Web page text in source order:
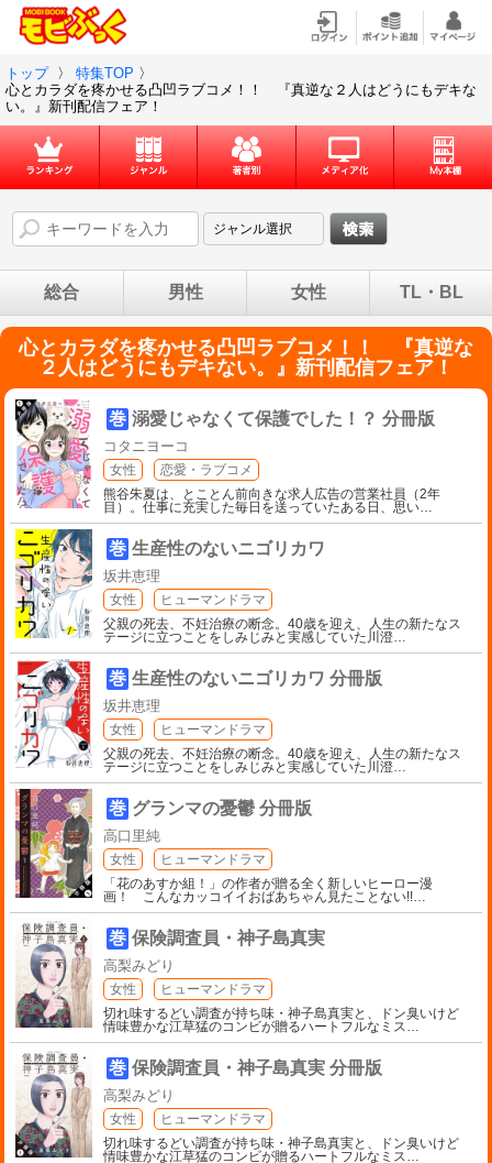
トップ 〉 特集TOP 〉
心とカラダを疼かせる凸凹ラブコメ！！ 『真逆な２人はどうにもデキな
い。』新刊配信フェア！
総合 男性 女性 TL・BL
心とカラダを疼かせる凸凹ラブコメ！！ 『真逆な
２人はどうにもデキない。』新刊配信フェア！
巻 溺愛じゃなくて保護でした！？ 分冊版
コタニヨーコ
女性
恋愛・ラブコメ
熊谷朱夏は、とことん前向きな求人広告の営業社員（2年
目）。仕事に充実した毎日を送っていたある日、思い
巻 生産性のないニゴリカワ
坂井恵理
女性
ヒューマンドラマ
父親の死去、不妊治療の断念。40歳を迎え、人生の新たなス
テージに立つことをしみじみと実感していた川澄
巻 生産性のないニゴリカワ 分冊版
坂井恵理
女性
ヒューマンドラマ
父親の死去、不妊治療の断念。40歳を迎え、人生の新たなス
テージに立つことをしみじみと実感していた川澄
巻 グランマの憂鬱 分冊版
高口里純
女性
ヒューマンドラマ
「花のあすか組！」の作者が贈る全く新しいヒーロー漫
画！ こんなカッコイイおばあちゃん見たことない!!
巻 保険調査員・神子島真実
高梨みどり
女性
ヒューマンドラマ
切れ味するどい調査が持ち味・神子島真実と、ドン臭いけど
情味豊かな江草猛のコンビが贈るハートフルなミス
巻 保険調査員・神子島真実 分冊版
高梨みどり
女性
ヒューマンドラマ
切れ味するどい調査が持ち味・神子島真実と、ドン臭いけど
情味豊かな江草猛のコンビが贈るハートフルなミス